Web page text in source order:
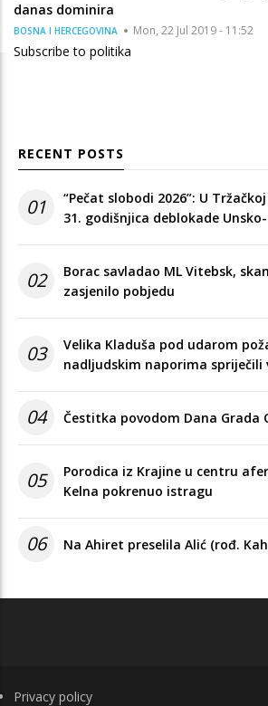
danas dominira
BOSNA I HERCEGOVINA Mon, 22 Jul 2019 - 11:52
Subscribe to politika
RECENT POSTS
01
“Pečat slobodi 2026”: U
31. godišnjica deblokade
02
Borac savladao ML Vitebsk,
zasjenilo pobjedu
03
Velika Kladuša pod udarom
nadljudskim naporima spriječili
04 Čestitka povodom Dana Grada
05
Porodica iz Krajine u centru
Kelna pokrenuo istragu
06 Na Ahiret preselila Alić (rođ.
FOOTER
Privacy policy